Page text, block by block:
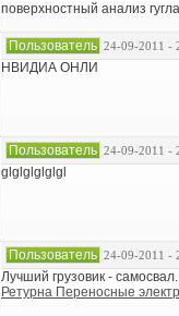
поверхностный анализ
Пользователь 24-09-2011 -
НВИДИА ОНЛИ
Пользователь 24-09-2011 -
glglglglglgl
Пользователь 24-09-2011 -
Лучший грузовик - самосвал.
Ретурна Переносные